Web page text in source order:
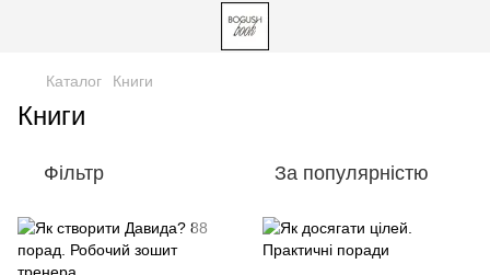
Каталог Книги
Книги
Фільтр За популярністю